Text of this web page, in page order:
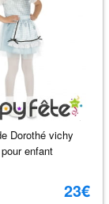
Dorothé vichy
enfant
23€